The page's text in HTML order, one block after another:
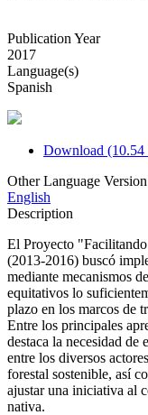
Publication Year
2017
Language(s)
Spanish
Download
Other Language Version
English
Description
El Proyecto
(2013-2016) buscó
mediante mecanismos
equitativos lo
plazo en los marcos de
Entre los principales
destaca la necesidad de
entre los diversos
forestal sostenible, así
ajustar una iniciativa al
nativa.